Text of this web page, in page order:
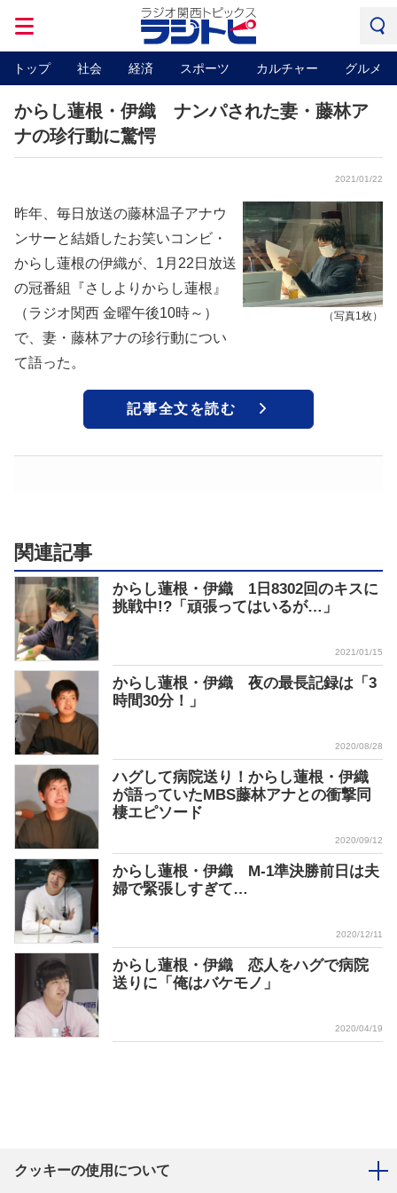
トップ 社会 経済 スポーツ カルチャー グルメ
からし蓮根・伊織 ナンパされた妻・藤林ア
ナの珍行動に驚愕
2021/01/22
（写真1枚）
昨年、毎日放送の藤林温子アナウ
ンサーと結婚したお笑いコンビ・
からし蓮根の伊織が、1月22日放送
の冠番組『さしよりからし蓮根』
（ラジオ関西 金曜午後10時～）
で、妻・藤林アナの珍行動につい
て語った。
記事全文を読む
関連記事
からし蓮根・伊織 1日8302回のキスに
挑戦中!?「頑張ってはいるが…」
2021/01/15
からし蓮根・伊織 夜の最長記録は「3
時間30分！」
2020/08/28
ハグして病院送り！からし蓮根・伊織
が語っていたMBS藤林アナとの衝撃同
棲エピソード
2020/09/12
からし蓮根・伊織 M-1準決勝前日は夫
婦で緊張しすぎて…
2020/12/11
からし蓮根・伊織 恋人をハグで病院
送りに「俺はバケモノ」
2020/04/19
クッキーの使用について